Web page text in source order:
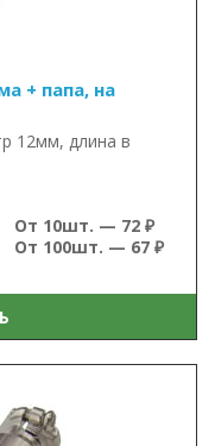
+ папа, на
12мм, длина в
От 10шт. — 72 ₽
От 100шт. — 67 ₽